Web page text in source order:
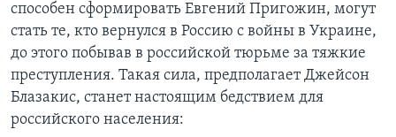
способен сформировать Евгений Пригожин, могут
стать те, кто вернулся в Россию с войны в Украине,
до этого побывав в российской тюрьме за тяжкие
преступления. Такая сила, предполагает Джейсон
Блазакис, станет настоящим бедствием для
российского населения: